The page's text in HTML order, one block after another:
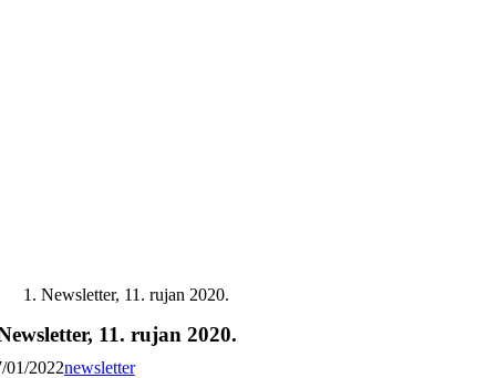
Newsletter, 11. rujan 2020.
11. rujan 2020.
01/2022newsletter